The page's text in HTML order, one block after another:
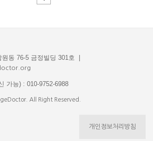
원동 76-5 금정빌딩 301호 |
가능) : 010-9752-6988
All Right Reserved.
개인정보처리방침